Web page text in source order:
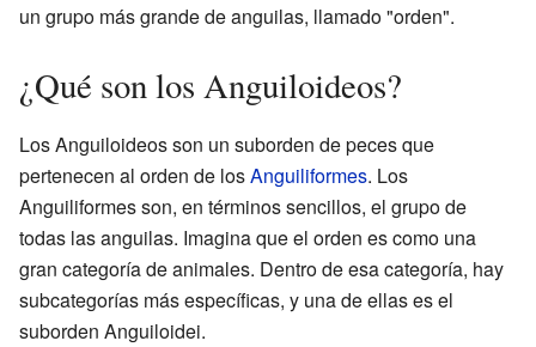
un grupo más grande de anguilas, llamado "orden".
¿Qué son los Anguiloideos?
Los Anguiloideos son un suborden de peces que
pertenecen al orden de losAnguiliformes. Los
Anguiliformes son, en términos sencillos, el grupo de
todas las anguilas. Imagina que el orden es como una
gran categoría de animales. Dentro de esa categoría, hay
subcategorías más específicas, y una de ellas es el
suborden Anguiloidei.